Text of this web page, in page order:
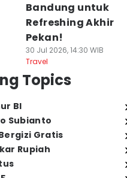
Bandung untuk
Refreshing Akhir
Pekan!
30 Jul 2026, 14:30 WIB
Travel
Topics
BI
Subianto
Gratis
Rupiah